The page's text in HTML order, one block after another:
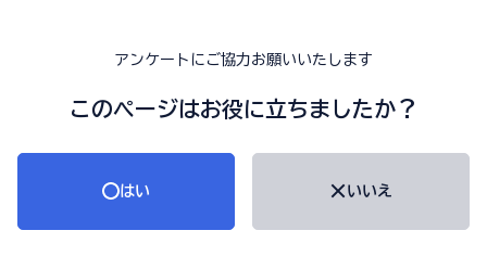
アンケートにご協力お願いいたします
このページはお役に立ちましたか？
はい いいえ